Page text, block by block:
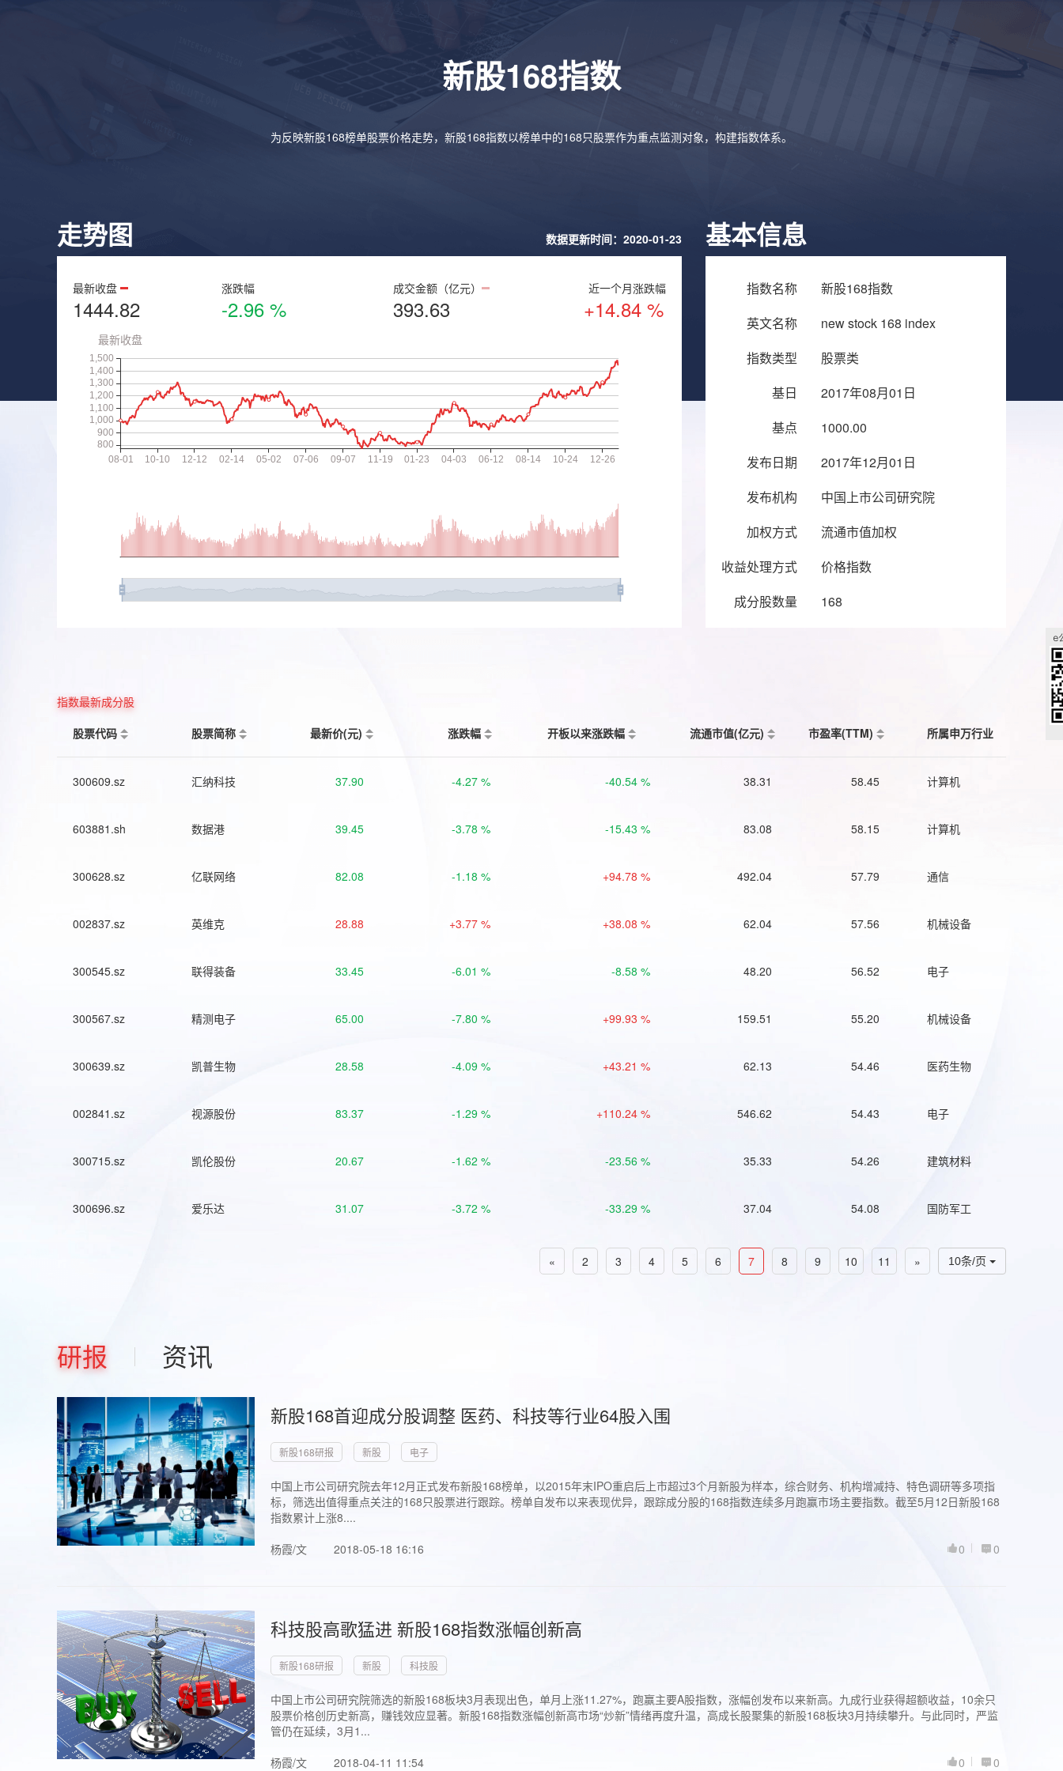
新股168指数
为反映新股168榜单股票价格走势，新股168指数以榜单中的168只股票作为重点监测对象，构建指数体系。
走势图 数据更新时间：2020-01-23
最新收盘
1444.82
涨跌幅
-2.96 %
成交金额（亿元）
393.63
近一个月涨跌幅
+14.84 %
基本信息
指数名称
新股168指数
英文名称
new stock 168 index
指数类型
股票类
基日
2017年08月01日
基点
1000.00
发布日期
2017年12月01日
发布机构
中国上市公司研究院
加权方式
流通市值加权
收益处理方式
价格指数
成分股数量
168
指数最新成分股
股票代码
股票简称 最新价(元) 涨跌幅 开板以来涨跌幅 流通市值(亿元) 市盈率(TTM) 所属申万行业
300609.sz 汇纳科技 37.90 -4.27 % -40.54 % 38.31 58.45 计算机
603881.sh 数据港 39.45 -3.78 % -15.43 % 83.08 58.15 计算机
300628.sz 亿联网络 82.08 -1.18 % +94.78 % 492.04 57.79 通信
002837.sz 英维克 28.88 +3.77 % +38.08 % 62.04 57.56 机械设备
300545.sz 联得装备 33.45 -6.01 % -8.58 % 48.20 56.52 电子
300567.sz 精测电子 65.00 -7.80 % +99.93 % 159.51 55.20 机械设备
300639.sz 凯普生物 28.58 -4.09 % +43.21 % 62.13 54.46 医药生物
002841.sz 视源股份 83.37 -1.29 % +110.24 % 546.62 54.43 电子
300715.sz 凯伦股份 20.67 -1.62 % -23.56 % 35.33 54.26 建筑材料
300696.sz 爱乐达 31.07 -3.72 % -33.29 % 37.04 54.08 国防军工
10条/页
« 2 3 4 5 6 7 8 9 10 11 »
研报 资讯
新股168首迎成分股调整 医药、科技等行业64股入围
新股168研报 新股 电子
中国上市公司研究院去年12月正式发布新股168榜单，以2015年末IPO重启后上市超过3个月新股为样本，综合财务、机构增减持、特色调研等多项指
标，筛选出值得重点关注的168只股票进行跟踪。榜单自发布以来表现优异，跟踪成分股的168指数连续多月跑赢市场主要指数。截至5月12日新股168
指数累计上涨8....
杨霞/文
2018-05-18 16:16 0
0
科技股高歌猛进 新股168指数涨幅创新高
新股168研报 新股 科技股
中国上市公司研究院筛选的新股168板块3月表现出色，单月上涨11.27%，跑赢主要A股指数，涨幅创发布以来新高。九成行业获得超额收益，10余只
股票价格创历史新高，赚钱效应显著。新股168指数涨幅创新高市场“炒新”情绪再度升温，高成长股聚集的新股168板块3月持续攀升。与此同时，严监
管仍在延续，3月1...
杨霞/文
2018-04-11 11:54 0
0